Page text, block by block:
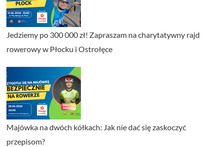
Jedziemy po 300 000 zł! Zapraszam na charytatywny rajd
rowerowy w Płocku i Ostrołęce
Majówka na dwóch kółkach: Jak nie dać się zaskoczyć
przepisom?